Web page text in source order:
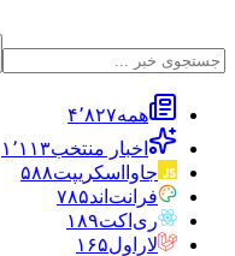
همه۴٬۸۲۷
اخبار منتخب۱٬۱۱۳
جاوااسکریپت۵۸۸
فرانت‌اند۷۸۵
ری‌اکت۱۸۹
لاراول۱۶۵